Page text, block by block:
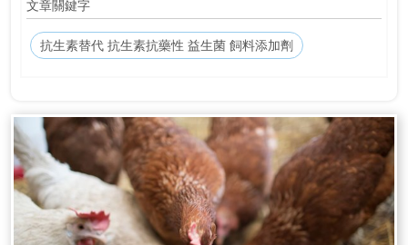
文章關鍵字
抗生素替代 抗生素抗藥性 益生菌 飼料添加劑